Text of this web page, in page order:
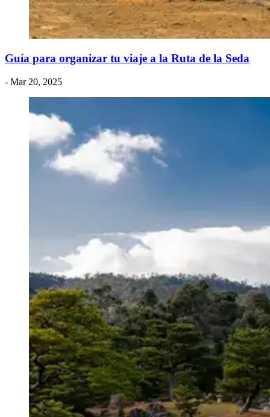
Guía para organizar tu viaje a la Ruta de la Seda
- Mar 20, 2025